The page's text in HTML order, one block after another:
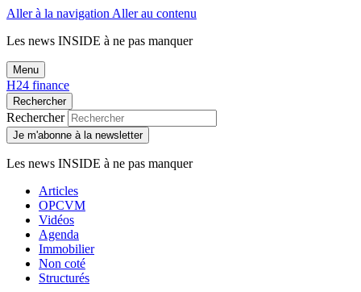
Aller à la navigation Aller au contenu
Les news INSIDE à ne pas manquer
Menu
H24 finance
Rechercher
Rechercher
Je m'abonne à la newsletter
Les news INSIDE à ne pas manquer
Articles
OPCVM
Vidéos
Agenda
Immobilier
Non coté
Structurés